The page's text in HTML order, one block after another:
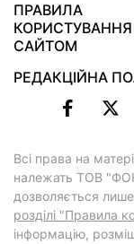
ПРАВИЛА
КОРИСТУВАННЯ
САЙТОМ
РЕДАКЦІЙНА
Всі права на
належать ТОВ
дозволяється
розділі "Правила
інформацію,